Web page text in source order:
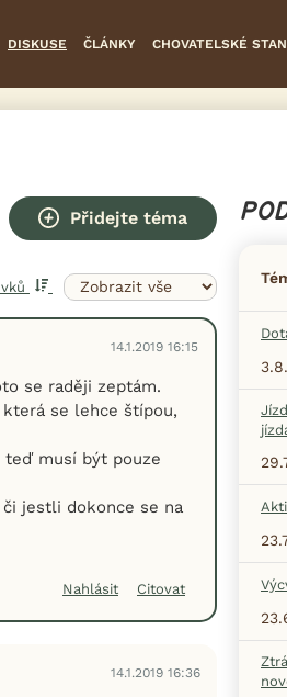
DISKUSE ČLÁNKY CHOVATELSKÉ
Přidejte téma
14.1.2019 16:15
se raději zeptám.
se lehce štípou,
teď musí být pouze
jestli dokonce se na
Nahlásit Citovat
14.1.2019 16:36